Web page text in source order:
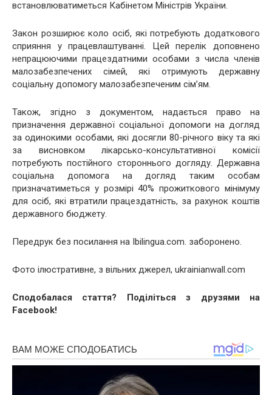
встановлюватиметься Кабінетом Міністрів України.
Закон розширює коло осіб, які потребують додаткового
сприяння у працевлаштуванні. Цей перелік доповнено
непрацюючими працездатними особами з числа членів
малозабезпечених сімей, які отримують державну
соціальну допомогу малозабезпеченим сім’ям.
Також, згідно з документом, надається право на
призначення державної соціальної допомоги на догляд
за одинокими особами, які досягли 80-річного віку та які
за висновком лікарсько-консультативної комісії
потребують постійного стороннього догляду. Державна
соціальна допомога на догляд таким особам
призначатиметься у розмірі 40% прожиткового мінімуму
для осіб, які втратили працездатність, за рахунок коштів
державного бюджету.
Передрук без посилання на Ibilingua.com. заборонено.
Фото ілюстративне, з вільних джерел, ukrainianwall.com
Сподобалася стаття? Поділіться з друзями на
Facebook!